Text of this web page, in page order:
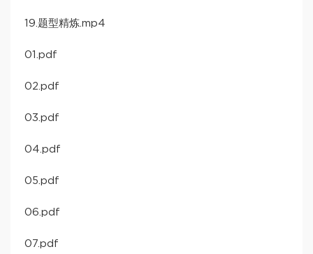
19.题型精炼.mp4
01.pdf
02.pdf
03.pdf
04.pdf
05.pdf
06.pdf
07.pdf